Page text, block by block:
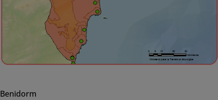
Benidorm